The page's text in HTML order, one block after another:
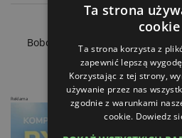
ATG - Nie tylko
Bobcat – nowości firmy na
Reklama
Ta strona
cookie
Ta strona korzysta z
zapewnić lepszą
Korzystając z tej strony,
używanie przez nas
zgodnie z warunkami
cookie. Dowiedz